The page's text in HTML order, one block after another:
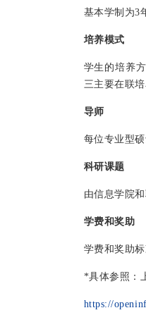
基本学制为3
培养模式
学生的培养
三主要在联
导师
每位专业型
科研课题
由信息学院
学费和奖助
学费和奖助
*具体参照：
https://